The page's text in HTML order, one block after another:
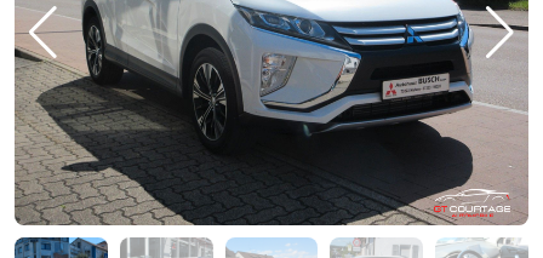
Previous Next